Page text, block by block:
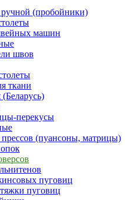
(пробойники)
машин
швов
ткани
перекусы
(пуансоны, матрицы)
пуговиц
пуговиц